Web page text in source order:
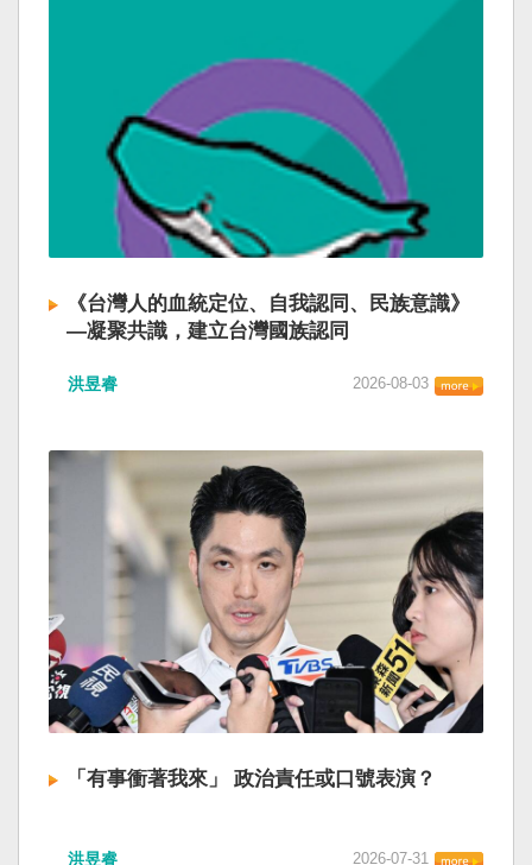
《台灣人的血統定位、自我認同、民族意識》
—凝聚共識，建立台灣國族認同
洪昱睿 2026-08-03
「有事衝著我來」 政治責任或口號表演？
洪昱睿 2026-07-31